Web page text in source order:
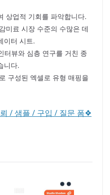
상업적 기회를 파악합니다.
미료 시장 수준의 수많은 데
이터 시트.
터뷰와 심층 연구를 거친 종
니다.
구성된 엑셀로 유형 매핑을
/ 샘플 / 구입 / 질문 폼❖